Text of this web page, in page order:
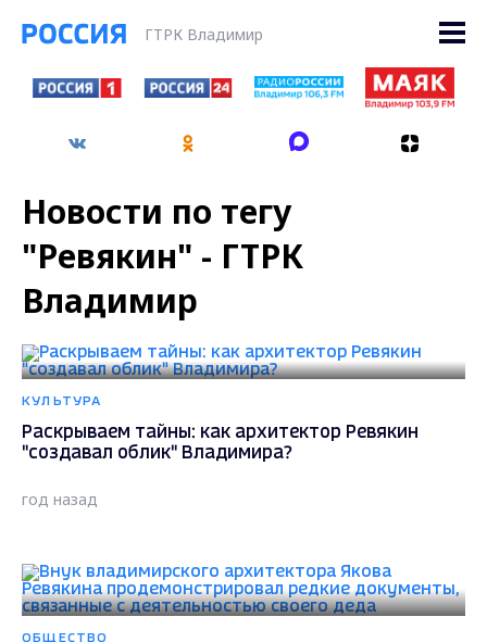
ГТРК Владимир
Новости по тегу
"Ревякин" - ГТРК
Владимир
КУЛЬТУРА
Раскрываем тайны: как архитектор Ревякин
"создавал облик" Владимира?
год назад
ОБЩЕСТВО